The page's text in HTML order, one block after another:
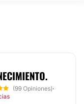
(99 Opiniones)·